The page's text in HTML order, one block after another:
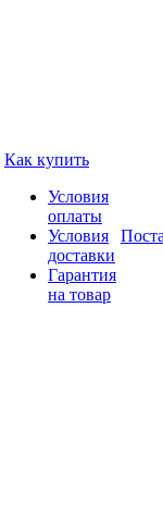
Как купить
Условия
оплаты
Условия
доставки
Гарантия
на товар